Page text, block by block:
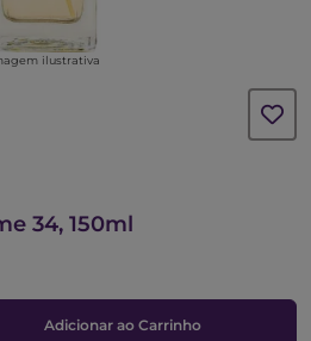
ilustrativa
34, 150ml
Adicionar ao Carrinho